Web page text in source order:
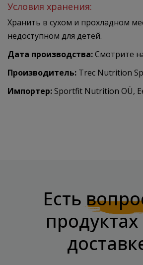
Условия хранения:
Хранить в сухом и прохладном
недоступном для детей.
Дата производства:Смотрите
Производитель: Trec Nutrition
Импортер:Sportfit Nutrition OÜ,
Есть